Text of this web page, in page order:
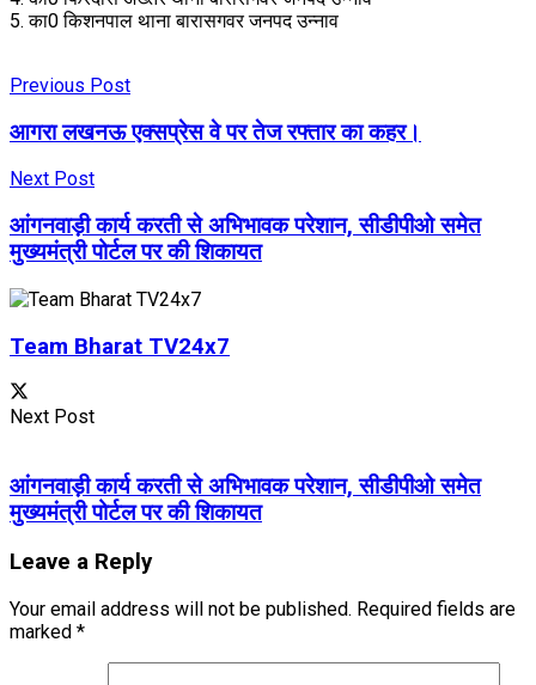
5. का0 किशनपाल थाना बारासगवर जनपद उन्नाव
Previous Post
आगरा लखनऊ एक्सप्रेस वे पर तेज रफ्तार का कहर।
Next Post
आंगनवाड़ी कार्य करती से अभिभावक परेशान, सीडीपीओ समेत
मुख्यमंत्री पोर्टल पर की शिकायत
Team Bharat TV24x7
Next Post
आंगनवाड़ी कार्य करती से अभिभावक परेशान, सीडीपीओ समेत
मुख्यमंत्री पोर्टल पर की शिकायत
Leave a Reply
Your email address will not be published. Required fields are
marked *